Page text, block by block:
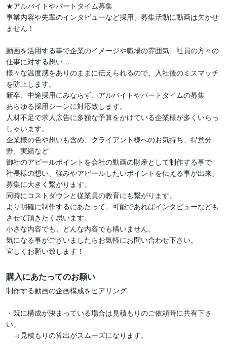
★アルバイトやパートタイム募集
事業内容や先輩のインタビューなど採用、募集活動に動画は欠かせ
ません！
動画を活用する事で企業のイメージや職場の雰囲気、社員の方々の
仕事に対する想い…
様々な温度感をありのままに伝えられるので、入社後のミスマッチ
を防止します。
新卒、中途採用にみならず、アルバイトやパートタイムの募集
あらゆる採用シーンに対応致します。
人材不足で求人広告に多額な予算をかけている企業様が多くいらっ
しゃいます。
企業様の色や想いも含め、クライアント様へのお気持ち、得意分
野、実績など
御社のアピールポイントを会社の動画の財産として制作する事で
社長様の想い、強みやアピールしたいポイントを伝える事が出来、
募集に大きく繋がります。
同時にコストダウンと従業員の教育にも繋がります。
より明確に制作するにあたって、可能であればインタビューなども
させて頂きたく思います。
小さな内容でも、どんな内容でも構いません。
気になる事がございましたらお気軽にお問い合わせ下さい。
宜しくお願い致します！
購入にあたってのお願い
制作する動画の企画構成をヒアリング
・既に構成が決まっている場合は見積もりのご依頼時に共有下さ
い。
→見積もりの算出がスムーズになります。